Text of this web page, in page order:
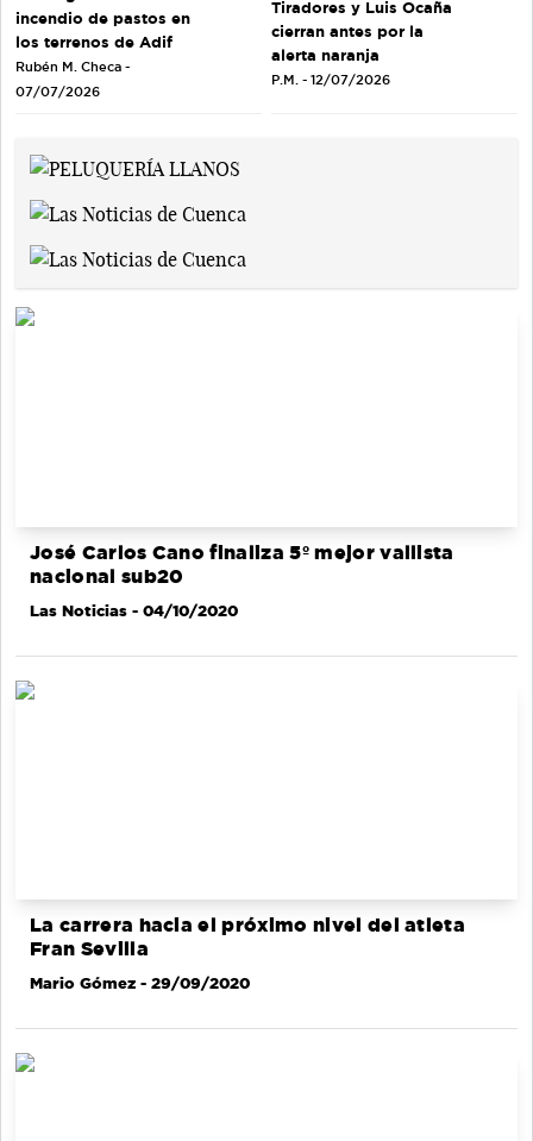
incendio de pastos en
los terrenos de Adif
Rubén M. Checa -
07/07/2026
Tiradores y Luis Ocaña
cierran antes por la
alerta naranja
P.M. - 12/07/2026
José Carlos Cano finaliza 5º mejor vallista
nacional sub20
Las Noticias - 04/10/2020
La carrera hacia el próximo nivel del atleta
Fran Sevilla
Mario Gómez - 29/09/2020